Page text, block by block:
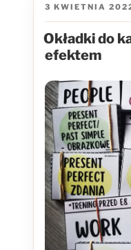
OPUBLIKOWANE
3 KWIETNIA
Okładki do
efektem